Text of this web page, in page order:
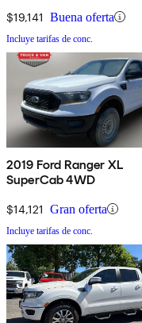
$19,141 Buena oferta
Incluye tarifas de conc.
2019 Ford Ranger XL
SuperCab 4WD
$14,121 Gran oferta
Incluye tarifas de conc.